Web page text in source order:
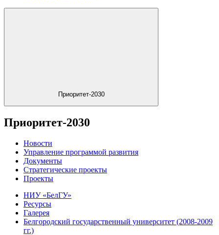
Приоритет-2030
Приоритет-2030
Новости
Управление программой развития
Документы
Стратегические проекты
Проекты
НИУ «БелГУ»
Ресурсы
Галерея
Белгородский государственный университет (2008-2009
гг.)